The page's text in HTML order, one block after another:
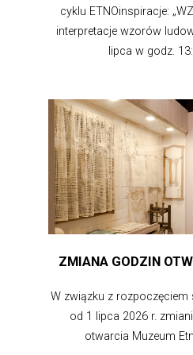
cyklu ETNOinspiracje:
interpretacje wzorów
lipca w godz.
ZMIANA GODZIN
W związku z rozpoczęciem
od 1 lipca 2026 r.
otwarcia Muzeum